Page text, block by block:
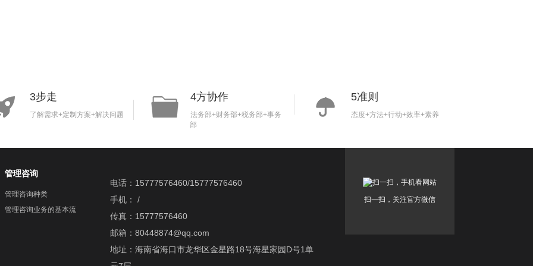
3步走
了解需求+定制方案+解决问题
4方协作
法务部+财务部+税务部+事务
部
5准则
态度+方法+行动+效率+素养
扫一扫，关注官方微信
管理咨询
管理咨询种类
管理咨询业务的基本流
电话：15777576460/15777576460
手机： /
传真：15777576460
邮箱：80448874@qq.com
地址：海南省海口市龙华区金星路18号海星家园D号1单